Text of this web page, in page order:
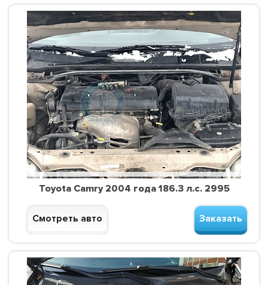
Toyota Camry 2004 года 186.3 л.с. 2995
Смотреть авто Заказать